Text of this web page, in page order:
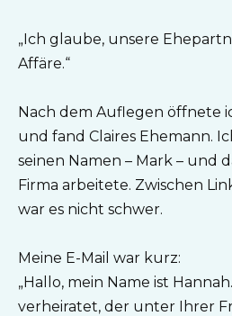
„Ich glaube, unsere
Affäre.“
Nach dem Auflegen öffnete
und fand Claires Ehemann.
seinen Namen – Mark – und
Firma arbeitete. Zwischen
war es nicht schwer.
Meine E-Mail war kurz:
„Hallo, mein Name ist
verheiratet, der unter Ihrer